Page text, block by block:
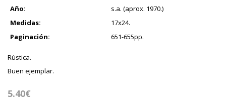
Año:
s.a. (aprox. 1970.)
Medidas:
17x24.
Paginación:
651-655pp.
Rústica.
Buen ejemplar.
5.40€